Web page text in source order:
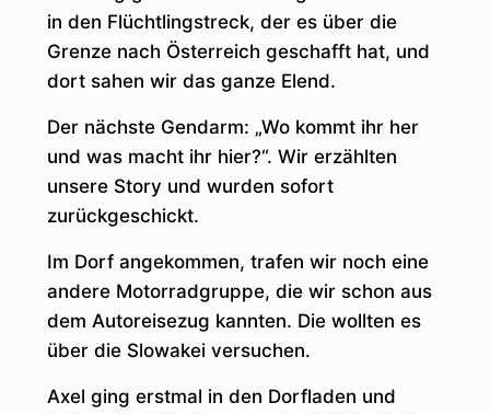
in den Flüchtlingstreck, der es über die
Grenze nach Österreich geschafft hat, und
dort sahen wir das ganze Elend.
Der nächste Gendarm: „Wo kommt ihr her
und was macht ihr hier?“. Wir erzählten
unsere Story und wurden sofort
zurückgeschickt.
Im Dorf angekommen, trafen wir noch eine
andere Motorradgruppe, die wir schon aus
dem Autoreisezug kannten. Die wollten es
über die Slowakei versuchen.
Axel ging erstmal in den Dorfladen und